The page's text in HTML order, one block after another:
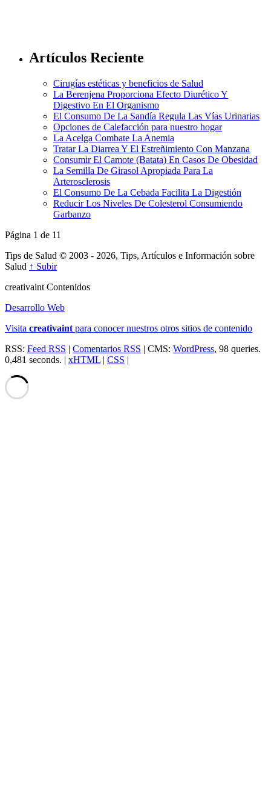
Artículos Reciente
Cirugías estéticas y beneficios de Salud
La Berenjena Proporciona Efecto Diurético Y
Digestivo En El Organismo
El Consumo De La Sandía Regula Las Vías Urinarias
Opciones de Calefacción para nuestro hogar
La Acelga Combate La Anemia
Tratar La Diarrea Y El Estreñimiento Con Manzana
Consumir El Camote (Batata) En Casos De Obesidad
La Semilla De Girasol Apropiada Para La
Arterosclerosis
El Consumo De La Cebada Facilita La Digestión
Reducir Los Niveles De Colesterol Consumiendo
Garbanzo
Página 1 de 11
Tips de Salud © 2003 - 2026, Tips, Artículos e Información sobre
Salud ↑ Subir
creativaint Contenidos
Desarrollo Web
Visita creativaint para conocer nuestros otros sitios de contenido
RSS: Feed RSS | Comentarios RSS | CMS: WordPress, 98 queries.
0,481 seconds. | xHTML | CSS |